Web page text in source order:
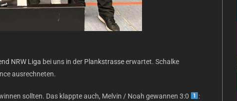
NRW Liga bei uns in der Plankstrasseerwartet. Schalke
ausrechneten.
sollten. Das klappte auch, Melvin / Noah gewannen 3:0
: